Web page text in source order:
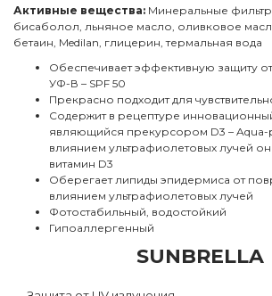
Активные вещества: Минеральные
бисаболол, льняное масло, оливковое
бетаин, Medilan, глицерин, термальная вода
Обеспечивает эффективную защиту
УФ-В – SPF 50
Прекрасно подходит для
Содержит в рецептуре
являющийся прекурсором D3 – Aqua-
влиянием ультрафиолетовых лучей
витамин D3
Оберегает липиды эпидермиса от
влиянием ультрафиолетовых лучей
Фотостабильный, водостойкий
Гипоаллергенный
SUNBRELLA